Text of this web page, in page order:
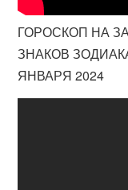
ГОРОСКОП НА
ЗНАКОВ
ЯНВАРЯ 2024